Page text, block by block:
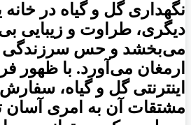
نگهداری گل و گیاه در خانه
دیگری، طراوت و زیبایی
می‌بخشد و حس سرزندگی و
ارمغان می‌آورد. با ظهور
اینترنتی گل و گیاه،
مشتقات آن به امری